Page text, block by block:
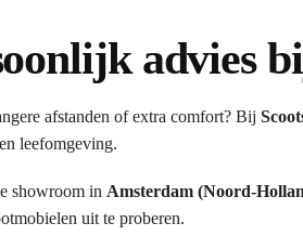
advies
afstanden of extra comfort? Bij
leefomgeving.
showroom in Amsterdam (Noord-
uit te proberen.